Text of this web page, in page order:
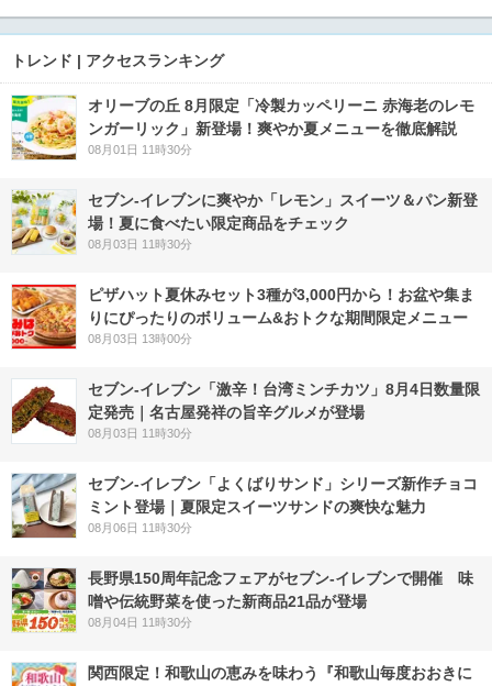
トレンド | アクセスランキング
オリーブの丘 8月限定「冷製カッペリーニ 赤海老のレモ
ンガーリック」新登場！爽やか夏メニューを徹底解説
08月01日 11時30分
セブン‐イレブンに爽やか「レモン」スイーツ＆パン新登
場！夏に食べたい限定商品をチェック
08月03日 11時30分
ピザハット夏休みセット3種が3,000円から！お盆や集ま
りにぴったりのボリューム&おトクな期間限定メニュー
08月03日 13時00分
セブン-イレブン「激辛！台湾ミンチカツ」8月4日数量限
定発売｜名古屋発祥の旨辛グルメが登場
08月03日 11時30分
セブン‐イレブン「よくばりサンド」シリーズ新作チョコ
ミント登場｜夏限定スイーツサンドの爽快な魅力
08月06日 11時30分
長野県150周年記念フェアがセブン-イレブンで開催 味
噌や伝統野菜を使った新商品21品が登場
08月04日 11時30分
関西限定！和歌山の恵みを味わう『和歌山毎度おおきに